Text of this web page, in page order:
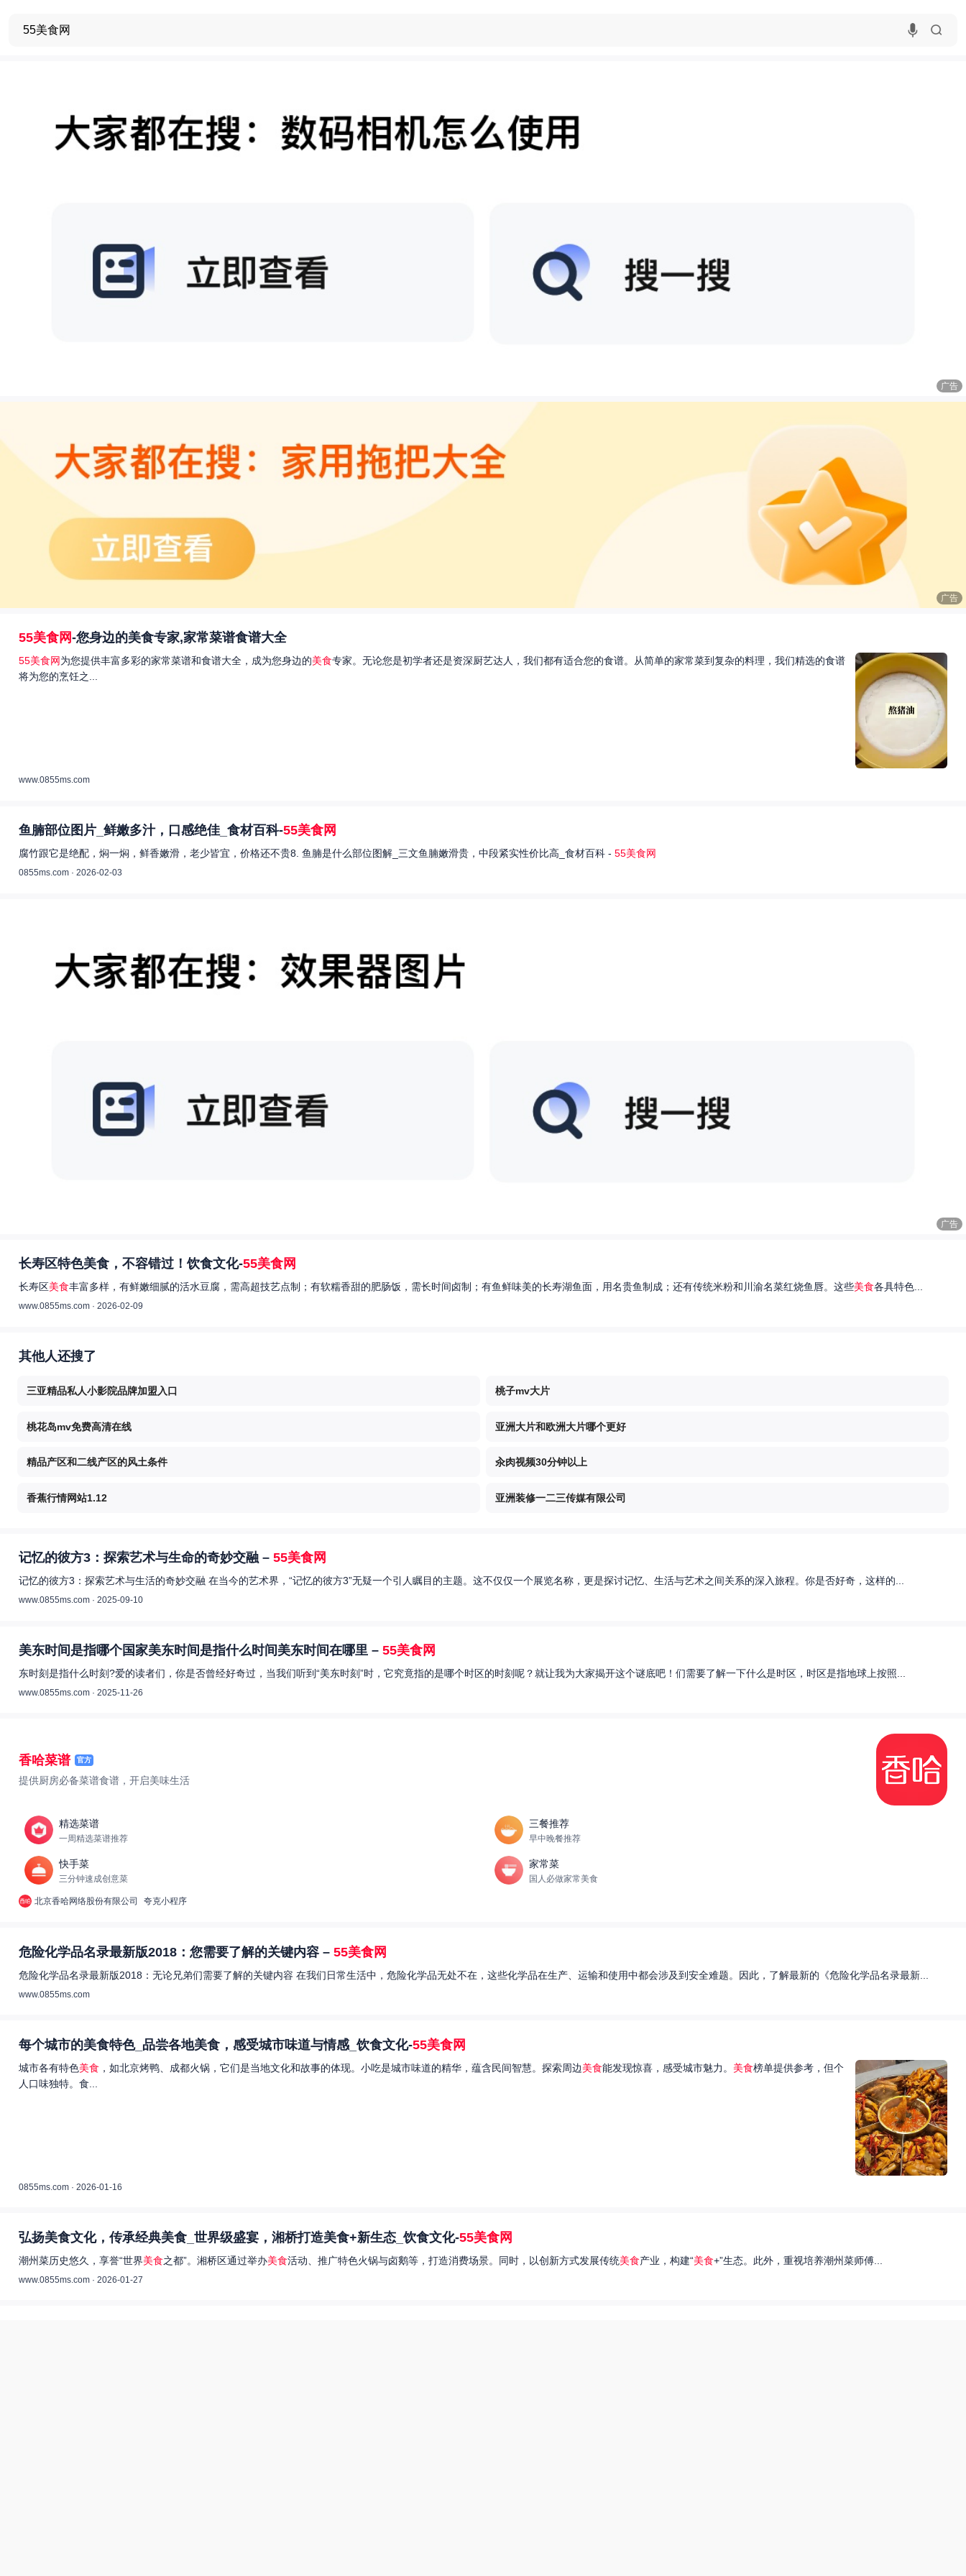
广告
广告
55美食网-您身边的美食专家,家常菜谱食谱大全
55美食网为您提供丰富多彩的家常菜谱和食谱大全，成为您身边的美食专家。无论您是初学者还是资深厨艺达人，我们都有适合您的食谱。从简单的家常菜到复杂的料理，我们精选的食谱
将为您的烹饪之...
www.0855ms.com
鱼腩部位图片_鲜嫩多汁，口感绝佳_食材百科-55美食网
腐竹跟它是绝配，焖一焖，鲜香嫩滑，老少皆宜，价格还不贵8. 鱼腩是什么部位图解_三文鱼腩嫩滑贵，中段紧实性价比高_食材百科 - 55美食网
0855ms.com · 2026-02-03
广告
长寿区特色美食，不容错过！饮食文化-55美食网
长寿区美食丰富多样，有鲜嫩细腻的活水豆腐，需高超技艺点制；有软糯香甜的肥肠饭，需长时间卤制；有鱼鲜味美的长寿湖鱼面，用名贵鱼制成；还有传统米粉和川渝名菜红烧鱼唇。这些美食各具特色...
www.0855ms.com · 2026-02-09
其他人还搜了
三亚精品私人小影院品牌加盟入口 桃子mv大片
桃花岛mv免费高清在线 亚洲大片和欧洲大片哪个更好
精品产区和二线产区的风土条件 汆肉视频30分钟以上
香蕉行情网站1.12 亚洲装修一二三传媒有限公司
记忆的彼方3：探索艺术与生命的奇妙交融 – 55美食网
记忆的彼方3：探索艺术与生活的奇妙交融 在当今的艺术界，“记忆的彼方3”无疑一个引人瞩目的主题。这不仅仅一个展览名称，更是探讨记忆、生活与艺术之间关系的深入旅程。你是否好奇，这样的...
www.0855ms.com · 2025-09-10
美东时间是指哪个国家美东时间是指什么时间美东时间在哪里 – 55美食网
东时刻是指什么时刻?爱的读者们，你是否曾经好奇过，当我们听到“美东时刻”时，它究竟指的是哪个时区的时刻呢？就让我为大家揭开这个谜底吧！们需要了解一下什么是时区，时区是指地球上按照...
www.0855ms.com · 2025-11-26
香哈菜谱 官方
提供厨房必备菜谱食谱，开启美味生活
精选菜谱
一周精选菜谱推荐
三餐推荐
早中晚餐推荐
快手菜
三分钟速成创意菜
家常菜
国人必做家常美食
北京香哈网络股份有限公司 夸克小程序
危险化学品名录最新版2018：您需要了解的关键内容 – 55美食网
危险化学品名录最新版2018：无论兄弟们需要了解的关键内容 在我们日常生活中，危险化学品无处不在，这些化学品在生产、运输和使用中都会涉及到安全难题。因此，了解最新的《危险化学品名录最新...
www.0855ms.com
每个城市的美食特色_品尝各地美食，感受城市味道与情感_饮食文化-55美食网
城市各有特色美食 ，如北京烤鸭、成都火锅，它们是当地文化和故事的体现。小吃是城市味道的精华，蕴含民间智慧。探索周边美食能发现惊喜，感受城市魅力。 美食榜单提供参考，但个
人口味独特。食...
0855ms.com · 2026-01-16
弘扬美食文化，传承经典美食_世界级盛宴，湘桥打造美食+新生态_饮食文化-55美食网
潮州菜历史悠久，享誉“世界美食之都”。湘桥区通过举办美食活动、推广特色火锅与卤鹅等，打造消费场景。同时，以创新方式发展传统美食产业，构建“美食+”生态。此外，重视培养潮州菜师傅...
www.0855ms.com · 2026-01-27